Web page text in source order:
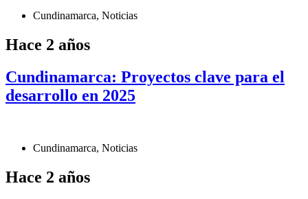
Cundinamarca, Noticias
Hace 2 años
Cundinamarca: Proyectos clave para el
desarrollo en 2025
Cundinamarca, Noticias
Hace 2 años